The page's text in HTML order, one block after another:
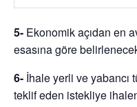
5- Ekonomik açıdan en
esasına göre
6- İhale yerli ve yabancı
teklif eden istekliye